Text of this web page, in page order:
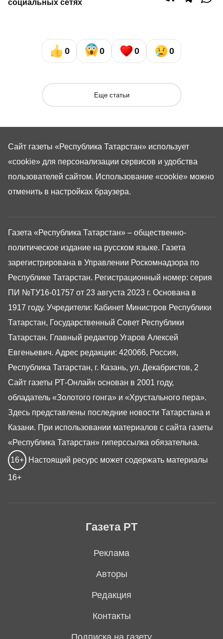
социальных сетях
0 0 0 0
Еще статьи
Газета РТ
Реклама
Авторы
Редакция
Контакты
Подписка на газету
Газета «Республика Татарстан» – общественно-
политическое издание на русском языке. Газета
зарегистрирована в Управлении Роскомнадзора по
Республике Татарстан. Регистрационный номер: серия
ПИ №ТУ16-01757 от 23 августа 2023 г. Основана в
1917 году. Учредители: Кабинет Министров Республики
Татарстан, Государственный Совет Республики
Татарстан. Главный редактор Угаров Алексей
Евгеньевич. Адрес редакции: 420066, Россия,
Республика Татарстан, г. Казань, ул. Декабристов, 2
Сайт газеты РТ-Онлайн основан в 2001 году,
обладатель «Золотого гонга» и «Хрустального пера».
Здесь представлены последние новости Татарстана и
Казани. При использовании материалов с сайта газеты
«Республика Татарстан» гиперссылка обязательна.
16+ Настоящий ресурс может содержать материалы
16+
Сайт газеты «Республика Татарстан» использует
«cookie» для персонализации сервисов и удобства
пользователей сайтом. Использование «cookie» можно
отменить в настройках браузера.